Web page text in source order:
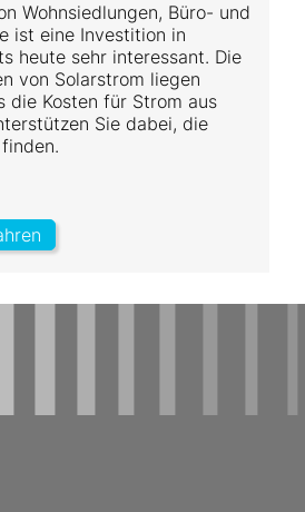
Wohnsiedlungen, Büro- und
ist eine Investition in
heute sehr interessant. Die
von Solarstrom liegen
die Kosten für Strom aus
Sie dabei, die